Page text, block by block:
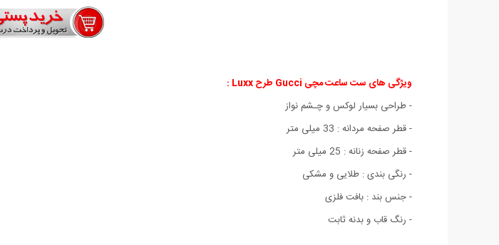
ویژگی های ست ساعت مچی Gucci طرح Luxx :
- طراحی بسیار لوکس و چـشم نواز
- قطر صفحه مردانه : 33 میلی متر
- قطر صفحه زنانه : 25 میلی متر
- رنگی بندی : طلایی و مشکی
- جنس بند : بافت فلزی
- رنگ قاب و بدنه ثابت